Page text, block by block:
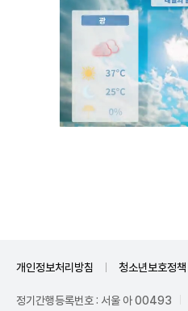
개인정보처리방침 청소년보호정책
정기간행등록번호 : 서울 아 00493